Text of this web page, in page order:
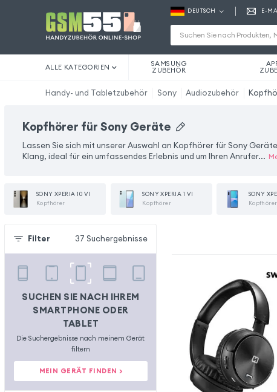
DEUTSCH E-
ALLE KATEGORIEN SAMSUNG
ZUBEHÖR
Handy- und Tabletzubehör Sony Audiozubehör
Kopfhörer für Sony Geräte
Lassen Sie sich mit unserer Auswahl an Kopfhörer für Sony
Klang, ideal für ein umfassendes Erlebnis und um Ihren Anrufer...
SONY XPERIA 10 VI
Kopfhörer
SONY XPERIA 1 VI
Kopfhörer
SONY
Kopfhörer
Filter 37 Suchergebnisse
SUCHEN SIE NACH IHREM
SMARTPHONE ODER
TABLET
Die Suchergebnisse nach meinem Gerät
filtern
MEIN GERÄT FINDEN >